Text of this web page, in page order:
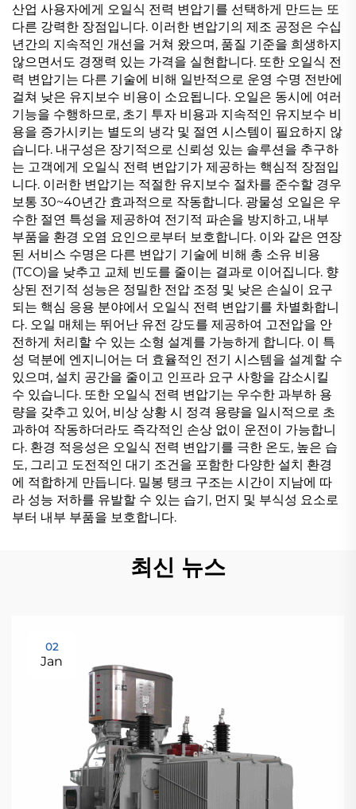
산업 사용자에게 오일식 전력 변압기를 선택하게 만드는 또
다른 강력한 장점입니다. 이러한 변압기의 제조 공정은 수십
년간의 지속적인 개선을 거쳐 왔으며, 품질 기준을 희생하지
않으면서도 경쟁력 있는 가격을 실현합니다. 또한 오일식 전
력 변압기는 다른 기술에 비해 일반적으로 운영 수명 전반에
걸쳐 낮은 유지보수 비용이 소요됩니다. 오일은 동시에 여러
기능을 수행하므로, 초기 투자 비용과 지속적인 유지보수 비
용을 증가시키는 별도의 냉각 및 절연 시스템이 필요하지 않
습니다. 내구성은 장기적으로 신뢰성 있는 솔루션을 추구하
는 고객에게 오일식 전력 변압기가 제공하는 핵심적 장점입
니다. 이러한 변압기는 적절한 유지보수 절차를 준수할 경우
보통 30~40년간 효과적으로 작동합니다. 광물성 오일은 우
수한 절연 특성을 제공하여 전기적 파손을 방지하고, 내부
부품을 환경 오염 요인으로부터 보호합니다. 이와 같은 연장
된 서비스 수명은 다른 변압기 기술에 비해 총 소유 비용
(TCO)을 낮추고 교체 빈도를 줄이는 결과로 이어집니다. 향
상된 전기적 성능은 정밀한 전압 조정 및 낮은 손실이 요구
되는 핵심 응용 분야에서 오일식 전력 변압기를 차별화합니
다. 오일 매체는 뛰어난 유전 강도를 제공하여 고전압을 안
전하게 처리할 수 있는 소형 설계를 가능하게 합니다. 이 특
성 덕분에 엔지니어는 더 효율적인 전기 시스템을 설계할 수
있으며, 설치 공간을 줄이고 인프라 요구 사항을 감소시킬
수 있습니다. 또한 오일식 전력 변압기는 우수한 과부하 용
량을 갖추고 있어, 비상 상황 시 정격 용량을 일시적으로 초
과하여 작동하더라도 즉각적인 손상 없이 운전이 가능합니
다. 환경 적응성은 오일식 전력 변압기를 극한 온도, 높은 습
도, 그리고 도전적인 대기 조건을 포함한 다양한 설치 환경
에 적합하게 만듭니다. 밀봉 탱크 구조는 시간이 지남에 따
라 성능 저하를 유발할 수 있는 습기, 먼지 및 부식성 요소로
부터 내부 부품을 보호합니다.
최신 뉴스
02
Jan